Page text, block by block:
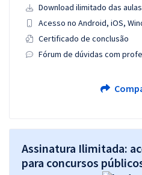
Download ilimitado das aulas
Acesso no Android, iOS,
Certificado de conclusão
Fórum de dúvidas com
Assinatura Ilimitada:
para concursos